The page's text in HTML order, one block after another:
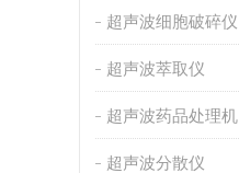
超声波细胞破碎仪
超声波萃取仪
超声波药品处理机
超声波分散仪